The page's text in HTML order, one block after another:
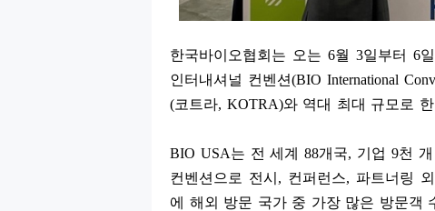
한국바이오협회는 오는6월3일부터6
인터내셔널 컨벤션(BIO International
(코트라, KOTRA)와 역대 최대 규모로
BIO USA는 전 세계88개국, 기업 9천
컨벤션으로 전시 , 컨퍼런스, 파트너링
에 해외 방문 국가 중 가장 많은 방문객